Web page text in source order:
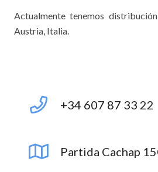
Actualmente tenemos
Austria, Italia.
+34 607 87 33 22
Partida Cachap